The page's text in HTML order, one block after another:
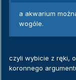
a akwarium
wogóle.
czyli wybicie z ręki,
koronnego